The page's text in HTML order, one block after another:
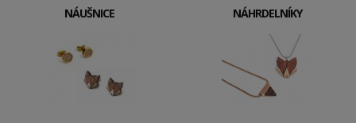
NÁUŠNICE NÁHRDELNÍKY